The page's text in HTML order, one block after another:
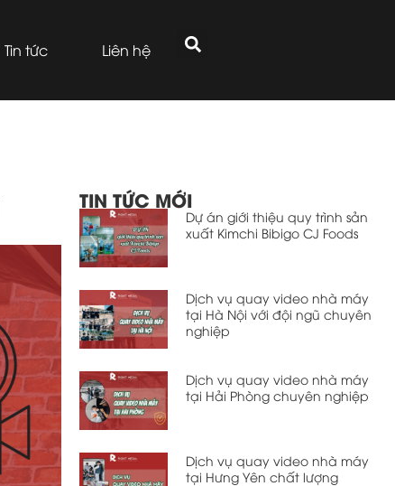
Tin tức Liên hệ
TIN TỨC MỚI
Dự án giới thiệu quy trình sản
xuất Kimchi Bibigo CJ Foods
Dịch vụ quay video nhà máy
tại Hà Nội với đội ngũ chuyên
nghiệp
Dịch vụ quay video nhà máy
tại Hải Phòng chuyên nghiệp
Dịch vụ quay video nhà máy
tại Hưng Yên chất lượng